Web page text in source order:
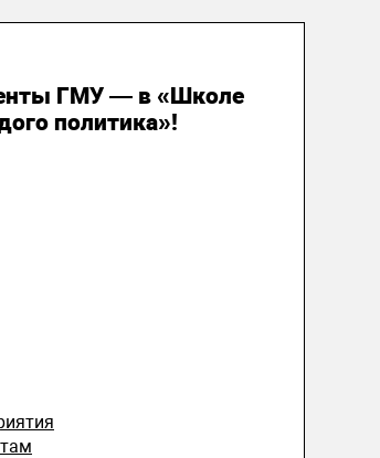
ГМУ — в «Школе
политика»!